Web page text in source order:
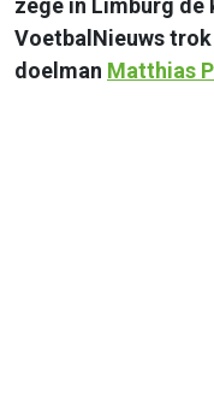
VoetbalNieuws
doelman Matthias